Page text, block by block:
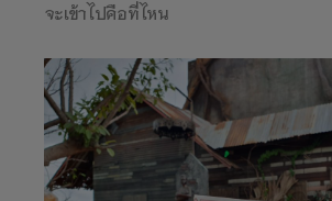
จะเข้าไปคือที่ไหน